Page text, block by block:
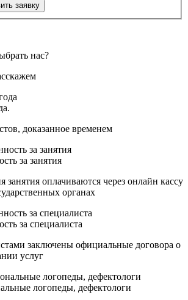
нас?
доказанное временем
за занятия
занятия оплачиваются через онлайн кассу
органах
за специалиста
заключены официальные договора о
услуг
логопеды, дефектологи